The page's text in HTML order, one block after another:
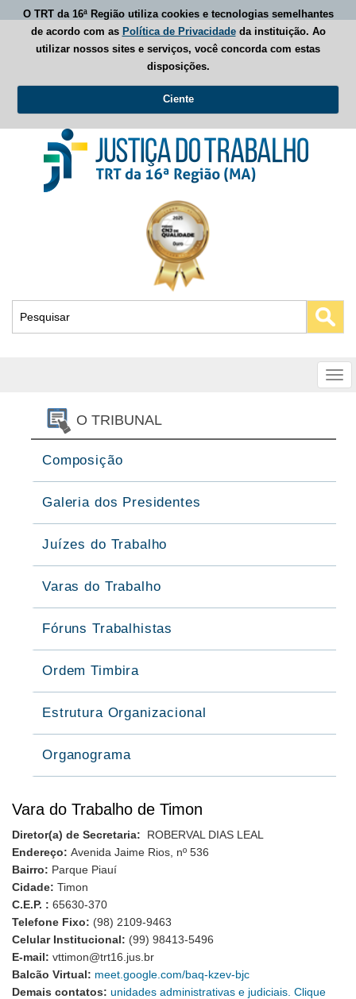
O TRT da 16ª Região utiliza cookies e tecnologias semelhantes
de acordo com as Política de Privacidadeda instituição. Ao
utilizar nossos sites e serviços, você concorda com estas
disposições.
Ciente
Vara do Trabalho de Timon
Diretor(a) de Secretaria:
ROBERVAL DIAS LEAL
Endereço: Avenida Jaime Rios, nº 536
Bairro: Parque Piauí
Cidade: Timon
C.E.P. : 65630-370
Telefone Fixo: (98) 2109-9463
Celular Institucional: (99) 98413-5496
E-mail: vttimon@trt16.jus.br
Balcão Virtual: meet.google.com/baq-kzev-bjc
Demais contatos: unidades administrativas e judiciais. Clique
O TRIBUNAL
Composição
Galeria dos Presidentes
Juízes do Trabalho
Varas do Trabalho
Fóruns Trabalhistas
Ordem Timbira
Estrutura Organizacional
Organograma